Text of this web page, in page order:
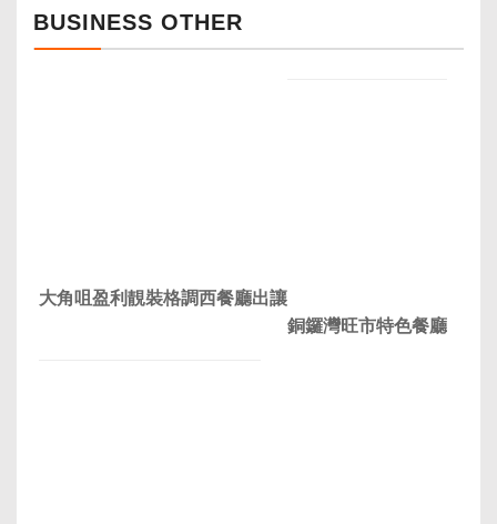
BUSINESS OTHER
大角咀盈利靚裝格調西餐廳出讓
銅鑼灣旺市特色餐廳